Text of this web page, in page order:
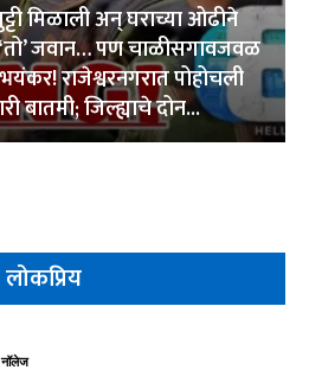
मिळाली अन् घराच्या ओढीने
जवान… पण चाळीसगावजवळ
राजेश्वरनगरात पोहोचली
बातमी; जिल्ह्याचे दोन...
लोकप्रिय